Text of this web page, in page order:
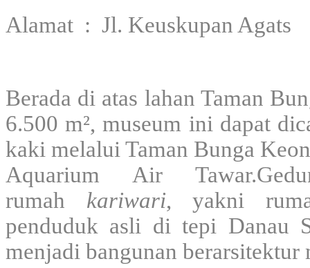
Alamat : Jl. Keuskupan Agats
Berada di atas lahan Taman
6.500 m², museum ini dapat
kaki melalui Taman Bunga
Aquarium Air
rumah
kariwari, yakni
penduduk asli di tepi Danau
menjadi bangunan berarsitektur